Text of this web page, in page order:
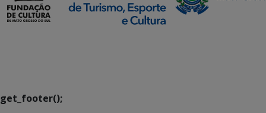
get_footer();